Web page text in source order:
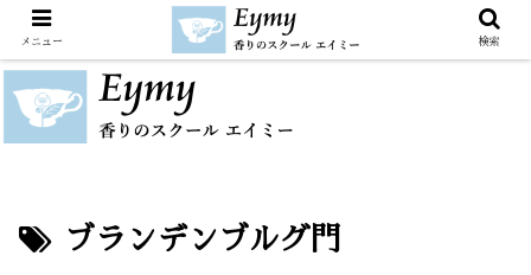
ブランデンブルグ門
メニュー 検索